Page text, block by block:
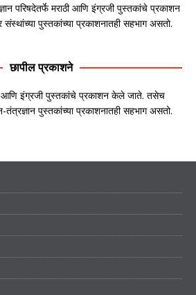
परिषदेतर्फे मराठी आणि इंग्रजी पुस्तकांचे प्रकाशन
पुस्तकांच्या प्रकाशनातही सहभाग असतो.
छापील प्रकाशने
आणि इंग्रजी पुस्तकांचे प्रकाशन केले जाते. तसेच
तंत्रज्ञान पुस्तकांच्या प्रकाशनातही सहभाग असतो.